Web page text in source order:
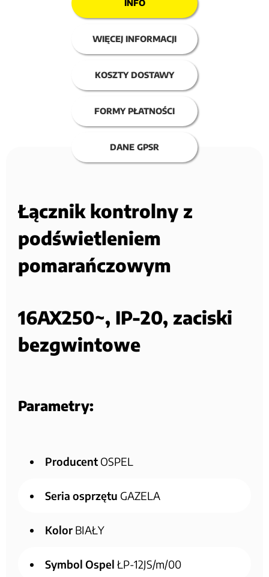
INFO
WIĘCEJ INFORMACJI
KOSZTY DOSTAWY
FORMY PŁATNOŚCI
DANE GPSR
Łącznik kontrolny z
podświetleniem
pomarańczowym
16AX250~, IP-20, zaciski
bezgwintowe
Parametry:
Producent OSPEL
Seria osprzętu GAZELA
Kolor BIAŁY
Symbol Ospel ŁP-12JS/m/00